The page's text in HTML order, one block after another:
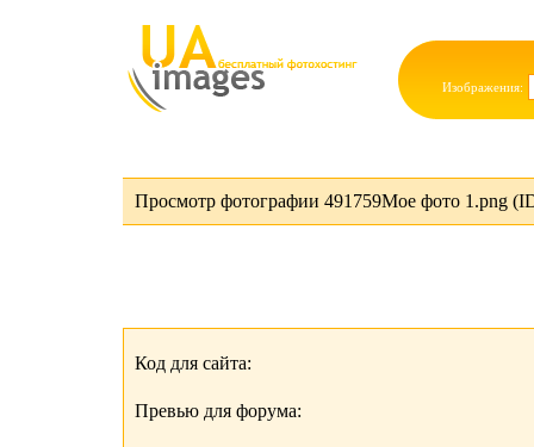
Изображения:
Просмотр фотографии 491759Мое фото 1.png
Код для сайта:
Превью для форума: